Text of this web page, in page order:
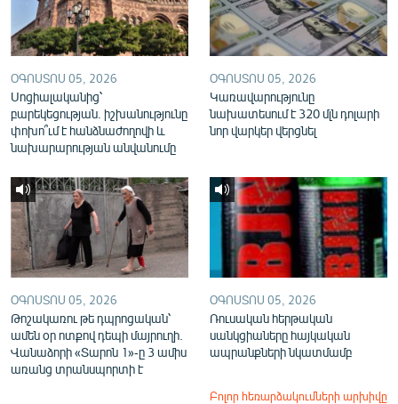
«Ազատության» բոլոր կայքերը
ՕԳՈՍՏՈՍ 05, 2026
Սոցիալականից՝
բարեկեցության. իշխանությունը
փոխո՞ւմ է հանձնաժողովի և
նախարարության անվանումը
ՕԳՈՍՏՈՍ 05, 2026
Կառավարությունը
նախատեսում է 320 մլն դոլարի
նոր վարկեր վերցնել
ՕԳՈՍՏՈՍ 05, 2026
Թոշակառու թե դպրոցական՝
ամեն օր ոտքով դեպի մայրուղի.
Վանաձորի «Տարոն 1»-ը 3 ամիս
առանց տրանսպորտի է
ՕԳՈՍՏՈՍ 05, 2026
Ռուսական հերթական
սանկցիաները հայկական
ապրանքների նկատմամբ
Բոլոր հեռարձակումների արխիվը